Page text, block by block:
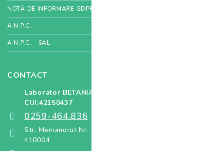
NOTĂ DE INFORMARE GDPR
A.N.P.C.
A.N.P.C. – SAL
CONTACT
Laborator BETANIA SRL
CUI:42150437
0259-464.836
Str. Menumorut Nr. 12 Oradea, Bihor, Cod poștal
410004